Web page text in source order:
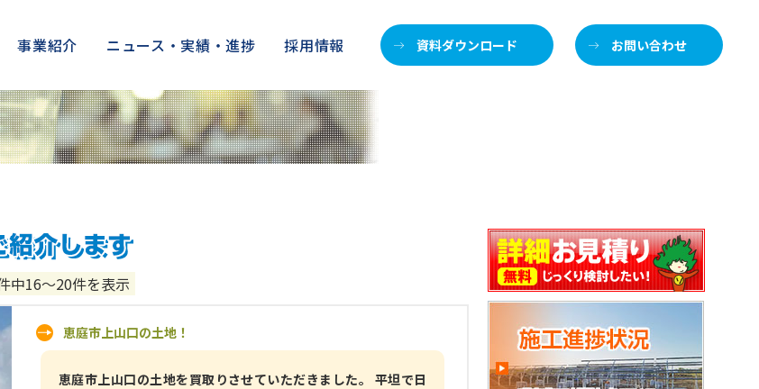
事業紹介 ニュース・実績・進捗 採用情報 資料ダウンロード お問い合わせ
中16～20件を表示
恵庭市上山口の土地！
恵庭市上山口の土地を買取りさせていただきました。 平坦で日